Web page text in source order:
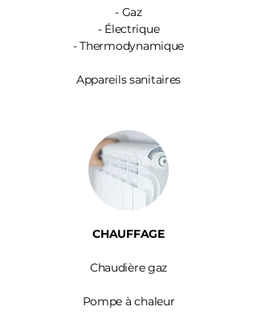
- Gaz
- Électrique
- Thermodynamique
Appareils sanitaires
CHAUFFAGE
Chaudière gaz
Pompe à chaleur